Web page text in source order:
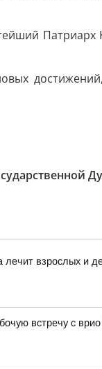
лечит взрослых и
встречу с